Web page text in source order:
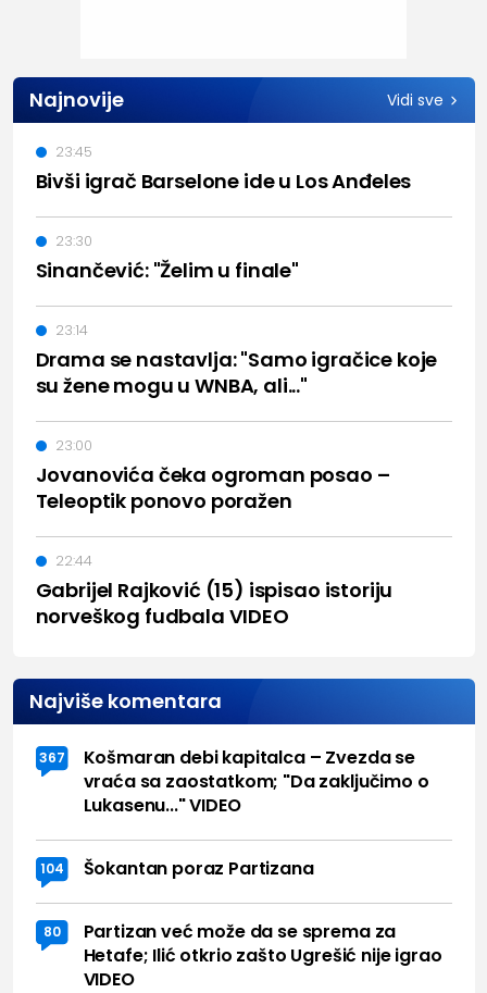
Najnovije Vidi sve
Bivši igrač Barselone ide u Los Anđeles
23:45
Sinančević: "Želim u finale"
23:30
Drama se nastavlja: "Samo igračice koje
su žene mogu u WNBA, ali..."
23:14
Jovanovića čeka ogroman posao –
Teleoptik ponovo poražen
23:00
Gabrijel Rajković (15) ispisao istoriju
norveškog fudbala VIDEO
22:44
Najviše komentara
367
Košmaran debi kapitalca – Zvezda se
vraća sa zaostatkom; "Da zaključimo o
Lukasenu..." VIDEO
104 Šokantan poraz Partizana
80
Partizan već može da se sprema za
Hetafe; Ilić otkrio zašto Ugrešić nije igrao
VIDEO